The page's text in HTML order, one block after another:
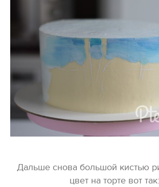
Дальше снова большой кистью
цвет на торте вот так: